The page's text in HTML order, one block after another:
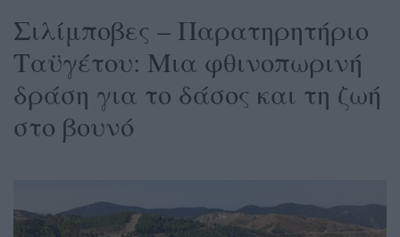
Σιλίμποβες – Παρατηρητήριο
Ταϋγέτου: Μια φθινοπωρινή
δράση για το δάσος και τη ζωή
στο βουνό